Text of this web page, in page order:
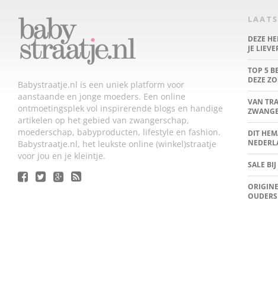
Babystraatje.nl is een uniek platform voor
aanstaande en jonge moeders. Een online
ontmoetingsplek vol inspirerende blogs en handige
artikelen op het gebied van zwangerschap,
moederschap, babyproducten, lifestyle en fashion.
Babystraatje.nl, het leukste online (winkel)straatje
voor jou en je kleintje.
DEZE
JE
TOP 5
DEZE
VAN
DIT
SALE
OUDERS